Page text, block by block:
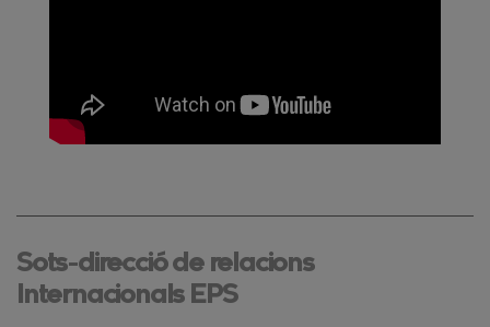
Sots-direcció de relacions
Internacionals EPS